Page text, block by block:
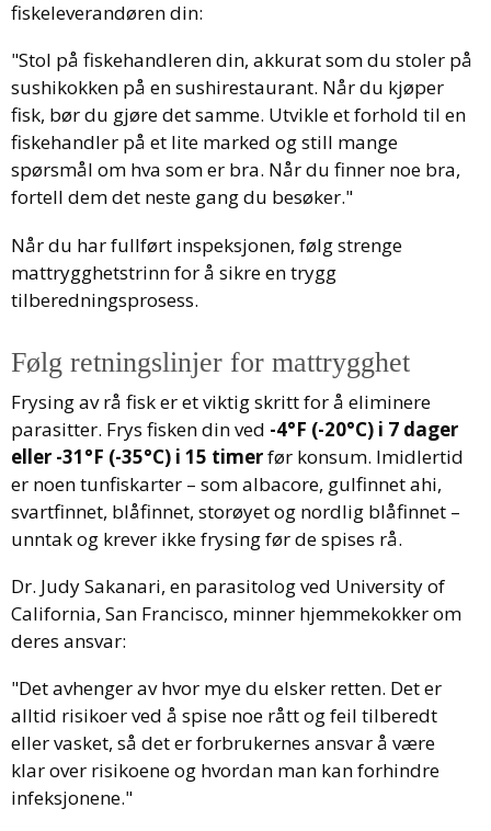
fiskeleverandøren din:
"Stol på fiskehandleren din, akkurat som du stoler på
sushikokken på en sushirestaurant. Når du kjøper
fisk, bør du gjøre det samme. Utvikle et forhold til en
fiskehandler på et lite marked og still mange
spørsmål om hva som er bra. Når du finner noe bra,
fortell dem det neste gang du besøker."
Når du har fullført inspeksjonen, følg strenge
mattrygghetstrinn for å sikre en trygg
tilberedningsprosess.
Følg retningslinjer for mattrygghet
Frysing av rå fisk er et viktig skritt for å eliminere
parasitter. Frys fisken din ved -4°F (-20°C) i 7 dager
eller -31°F (-35°C) i 15 timerfør konsum. Imidlertid
er noen tunfiskarter – som albacore, gulfinnet ahi,
svartfinnet, blåfinnet, storøyet og nordlig blåfinnet –
unntak og krever ikke frysing før de spises rå.
Dr. Judy Sakanari, en parasitolog ved University of
California, San Francisco, minner hjemmekokker om
deres ansvar:
"Det avhenger av hvor mye du elsker retten. Det er
alltid risikoer ved å spise noe rått og feil tilberedt
eller vasket, så det er forbrukernes ansvar å være
klar over risikoene og hvordan man kan forhindre
infeksjonene."